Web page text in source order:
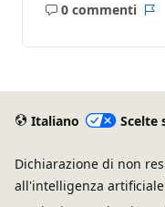
0 commenti
Nessun
Italiano Scelte
Dichiarazione di non
all'intelligenza artificiale